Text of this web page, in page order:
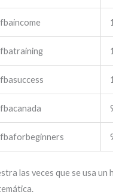
las veces que se usa un